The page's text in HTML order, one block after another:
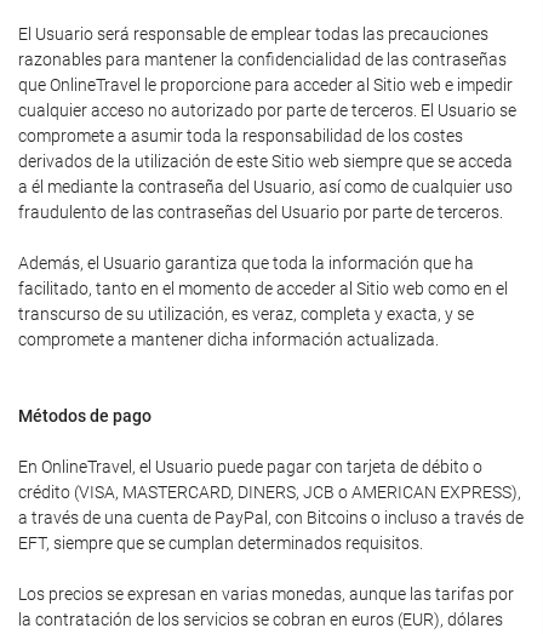
El Usuario será responsable de emplear todas las precauciones
razonables para mantener la confidencialidad de las contraseñas
que OnlineTravel le proporcione para acceder al Sitio web e impedir
cualquier acceso no autorizado por parte de terceros. El Usuario se
compromete a asumir toda la responsabilidad de los costes
derivados de la utilización de este Sitio web siempre que se acceda
a él mediante la contraseña del Usuario, así como de cualquier uso
fraudulento de las contraseñas del Usuario por parte de terceros.
Además, el Usuario garantiza que toda la información que ha
facilitado, tanto en el momento de acceder al Sitio web como en el
transcurso de su utilización, es veraz, completa y exacta, y se
compromete a mantener dicha información actualizada.
Métodos de pago
En OnlineTravel, el Usuario puede pagar con tarjeta de débito o
crédito (VISA, MASTERCARD, DINERS, JCB o AMERICAN EXPRESS),
a través de una cuenta de PayPal, con Bitcoins o incluso a través de
EFT, siempre que se cumplan determinados requisitos.
Los precios se expresan en varias monedas, aunque las tarifas por
la contratación de los servicios se cobran en euros (EUR), dólares